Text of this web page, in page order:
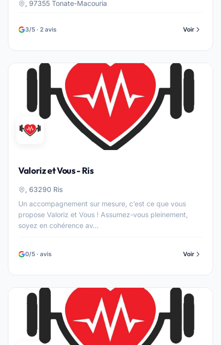
, 97355 Tonate-Macouria
3/5 · 2 avis Voir
Valoriz et Vous - Ris
, 63290 Ris
Un accompagnement sur mesure, c’est ce que vous
propose Valoriz et Vous ! Assumez-vous pleinement,
soyez en cohérence av...
0/5 · avis Voir